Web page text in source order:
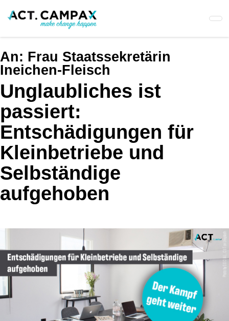
An: Frau Staatssekretärin
Ineichen-Fleisch
Unglaubliches ist
passiert:
Entschädigungen für
Kleinbetriebe und
Selbständige
aufgehoben